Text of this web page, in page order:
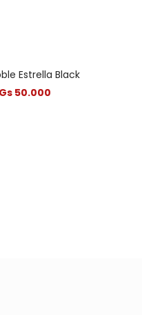
Estrella Black
Gs 50.000